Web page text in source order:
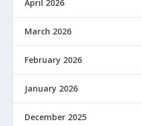
April 2026
March 2026
February 2026
January 2026
December 2025